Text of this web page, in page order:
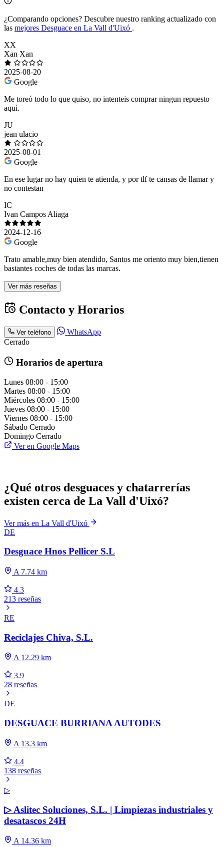
¿Comparando opciones? Descubre nuestro ranking actualizado con
las mejores Desguace en La Vall d'Uixó .
XX
Xan Xan
2025-08-20
Google
Me toreó todo lo que quiso, no intenteis comprar ningun repuesto
aquí.
JU
jean ulacio
2025-08-01
Google
En ese lugar no hay quien te atienda, y por tlf te cansas de llamar y
no contestan
IC
Ivan Campos Aliaga
2024-12-16
Google
Trato amable,muy bien atendido, Santos me oriento muy bien,tienen
bastantes coches de todas las marcas.
Ver más reseñas
Contacto y Horarios
Ver teléfono
WhatsApp
Cerrado
Horarios de apertura
Lunes 08:00 - 15:00
Martes 08:00 - 15:00
Miércoles 08:00 - 15:00
Jueves 08:00 - 15:00
Viernes 08:00 - 15:00
Sábado Cerrado
Domingo Cerrado
Ver en Google Maps
¿Qué otros desguaces y chatarrerías
existen cerca de La Vall d'Uixó?
Ver más en La Vall d'Uixó
DE
Desguace Hnos Pellicer S.L
A 7.74 km
4.3
213 reseñas
RE
Reciclajes Chiva, S.L.
A 12.29 km
3.9
28 reseñas
DE
DESGUACE BURRIANA AUTODES
A 13.3 km
4.4
138 reseñas
▷
▷ Aslitec Soluciones, S.L. | Limpiezas industriales y
desatascos 24H
A 14.36 km